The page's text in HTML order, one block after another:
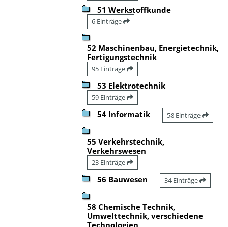
51 Werkstoffkunde
6 Einträge
52 Maschinenbau, Energietechnik,
Fertigungstechnik
95 Einträge
53 Elektrotechnik
59 Einträge
54 Informatik 58 Einträge
55 Verkehrstechnik,
Verkehrswesen
23 Einträge
56 Bauwesen 34 Einträge
58 Chemische Technik,
Umwelttechnik, verschiedene
Technologien